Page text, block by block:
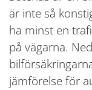
är inte så
ha minst en
på vägarna.
jämförelse för